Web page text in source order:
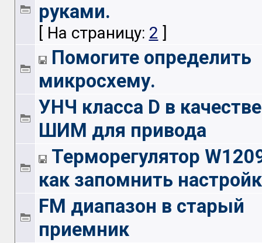
руками.
[ На страницу: 2 ]
Помогите определить
микросхему.
УНЧ класса D в качестве
ШИМ для привода
Терморегулятор
как запомнить
FM диапазон в старый
приемник